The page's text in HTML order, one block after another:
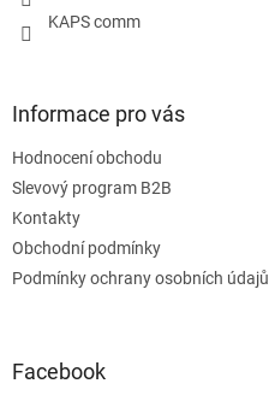
KAPS comm
Informace pro vás
Hodnocení obchodu
Slevový program B2B
Kontakty
Obchodní podmínky
Podmínky ochrany osobních údajů
Facebook